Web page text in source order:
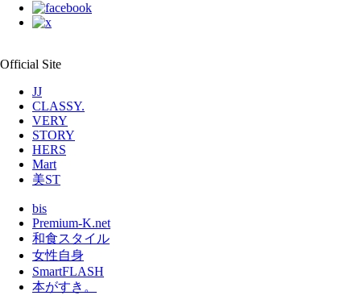
Official Site
JJ
CLASSY.
VERY
STORY
HERS
Mart
美ST
bis
Premium-K.net
和食スタイル
女性自身
SmartFLASH
本がすき。